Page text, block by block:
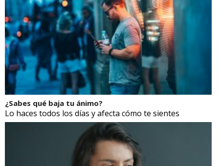
¿Sabes qué baja tu ánimo?
Lo haces todos los días y afecta cómo te sientes